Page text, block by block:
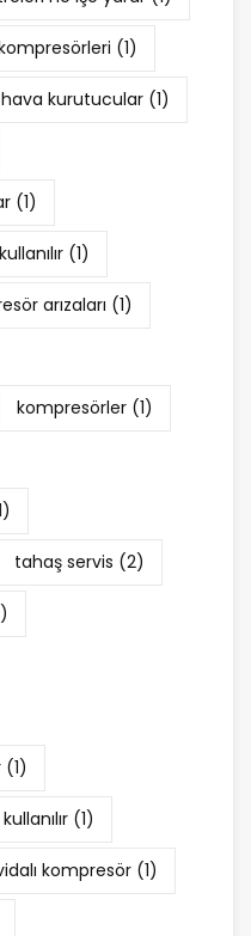
(1)
hava kurutucular (1)
(1)
(1)
arızaları (1)
kompresörler (1)
tahaş servis (2)
(1)
(1)
kompresör (1)